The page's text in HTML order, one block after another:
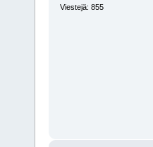
Viestejä: 855